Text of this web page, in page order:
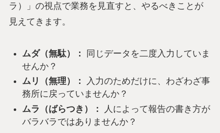
ラ）」の視点で業務を見直すと、やるべきことが
見えてきます。
ムダ（無駄）：
同じデータを二度入力していま
せんか？
ムリ（無理）：
入力のためだけに、わざわざ事
務所に戻っていませんか？
ムラ（ばらつき）：
人によって報告の書き方が
バラバラではありませんか？